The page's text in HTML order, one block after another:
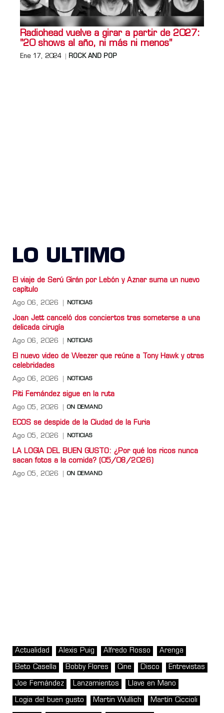
Radiohead vuelve a girar a partir de 2027:
"20 shows al año, ni más ni menos"
Ene 17, 2024 ROCK AND POP
LO ULTIMO
El viaje de Serú Girán por Lebón y Aznar suma un nuevo
capítulo
Ago 06, 2026 NOTICIAS
Joan Jett canceló dos conciertos tras someterse a una
delicada cirugía
Ago 06, 2026 NOTICIAS
El nuevo video de Weezer que reúne a Tony Hawk y otras
celebridades
Ago 06, 2026 NOTICIAS
Piti Fernández sigue en la ruta
Ago 05, 2026 ON DEMAND
ECOS se despide de la Ciudad de la Furia
Ago 05, 2026 NOTICIAS
LA LOGIA DEL BUEN GUSTO: ¿Por qué los ricos nunca
sacan fotos a la comida? (05/08/2026)
Ago 05, 2026 ON DEMAND
Actualidad Alexis Puig Alfredo Rosso Arenga
Beto Casella Bobby Flores Cine Disco Entrevistas
Joe Fernández Lanzamientos Llave en Mano
Logia del buen gusto Martin Wullich Martín Ciccioli